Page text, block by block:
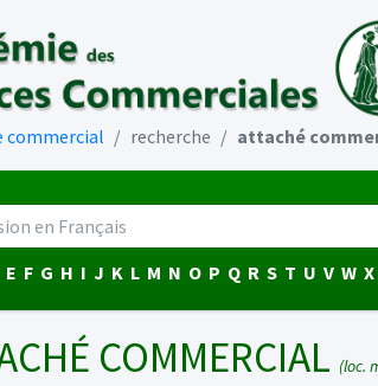
commercial recherche attaché
E F G H I J K L M N O P Q R S T U V W X
COMMERCIAL (loc.